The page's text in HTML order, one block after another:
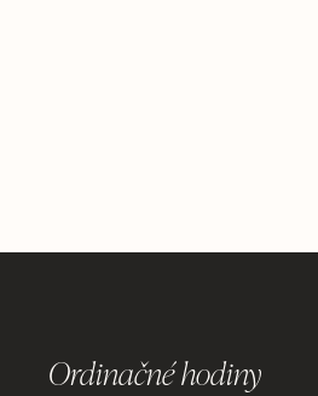
Ordinačné hodiny